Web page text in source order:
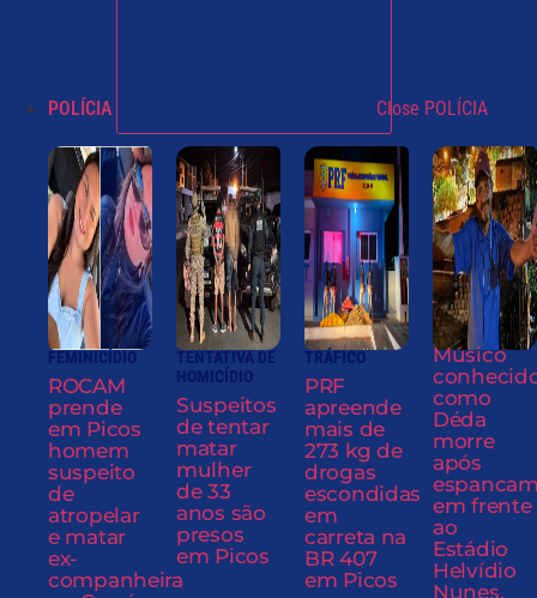
POLÍCIA Close POLÍCIA
FEMINICÍDIO
ROCAM
prende
em Picos
homem
suspeito
de
atropelar
e matar
ex-
companheira
TENTATIVA DE
HOMICÍDIO
Suspeitos
de tentar
matar
mulher
de 33
anos são
presos
em Picos
TRÁFICO
PRF
apreende
mais de
273 kg de
drogas
escondidas
em
carreta na
BR 407
em Picos
Músico
como
Déda
morre
após
em frente
ao
Estádio
Helvídio
Nunes,